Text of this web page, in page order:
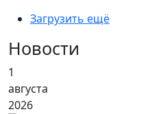
Загрузить ещё
Новости
1
августа
2026